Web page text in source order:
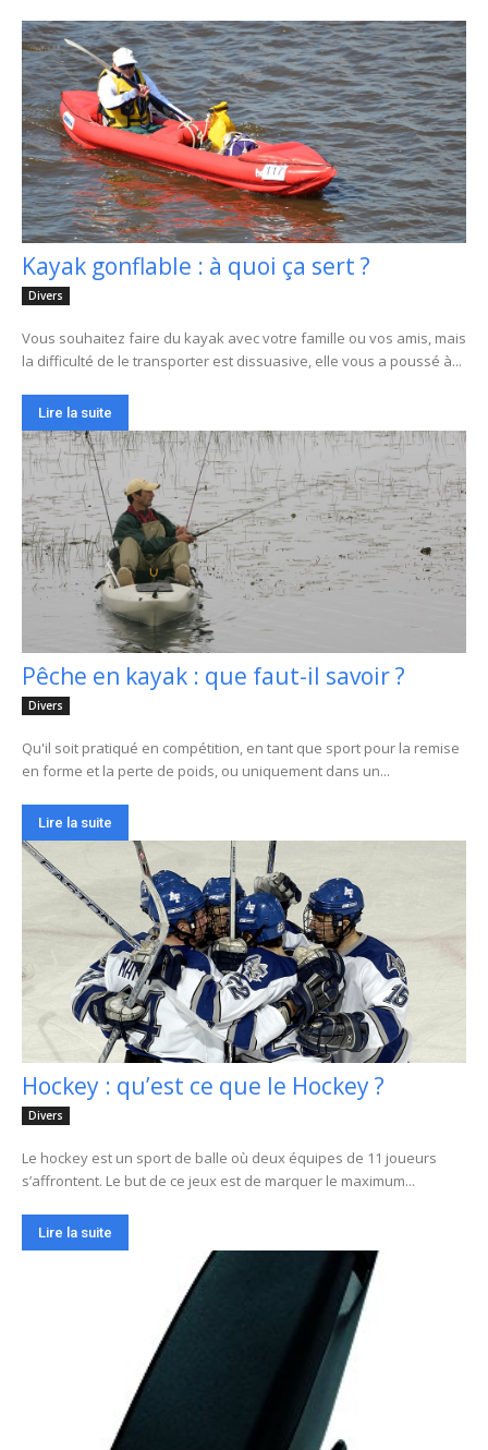
Kayak gonflable : à quoi ça sert ?
Divers
Vous souhaitez faire du kayak avec votre famille ou vos amis, mais
la difficulté de le transporter est dissuasive, elle vous a poussé à...
Lire la suite
Pêche en kayak : que faut-il savoir ?
Divers
Qu'il soit pratiqué en compétition, en tant que sport pour la remise
en forme et la perte de poids, ou uniquement dans un...
Lire la suite
Hockey : qu’est ce que le Hockey ?
Divers
Le hockey est un sport de balle où deux équipes de 11 joueurs
s’affrontent. Le but de ce jeux est de marquer le maximum...
Lire la suite